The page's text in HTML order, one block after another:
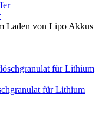
Laden von Lipo Akkus
für Lithium